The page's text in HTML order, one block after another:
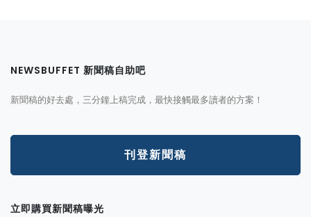
NEWSBUFFET 新聞稿自助吧
新聞稿的好去處，三分鐘上稿完成，最快接觸最多讀者的方案！
刊登新聞稿
立即購買新聞稿曝光